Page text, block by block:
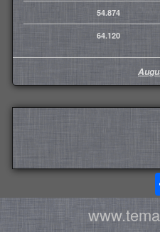
54.874
64.120